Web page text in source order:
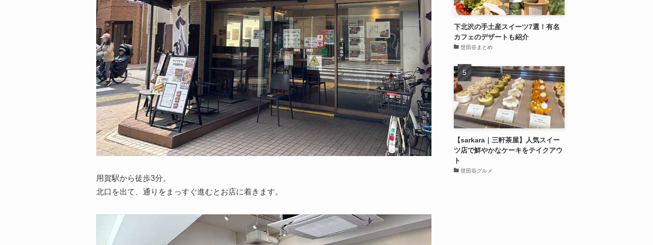
用賀駅から徒歩3分。
北口を出て、通りをまっすぐ進むとお店に着きます。
下北沢の手土産スイーツ7選！有名
カフェのデザートも紹介
世田谷まとめ
【sarkara｜三軒茶屋】人気スイー
ツ店で鮮やかなケーキをテイクアウ
ト
世田谷グルメ